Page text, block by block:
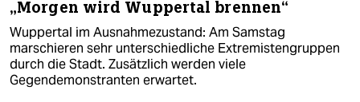
„Morgen wird Wuppertal brennen“
Wuppertal im Ausnahmezustand: Am Samstag
marschieren sehr unterschiedliche Extremistengruppen
durch die Stadt. Zusätzlich werden viele
Gegendemonstranten erwartet.